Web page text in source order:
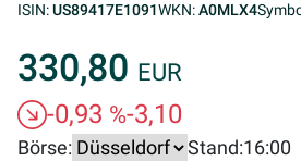
ISIN:US89417E1091WKN:A0MLX4
330,80 EUR
-0,93 %-3,10
Börse: Stand:16:00